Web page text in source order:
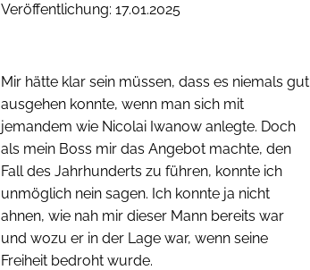
Veröffentlichung: 17.01.2025
Mir hätte klar sein müssen, dass es niemals gut
ausgehen konnte, wenn man sich mit
jemandem wie Nicolai Iwanow anlegte. Doch
als mein Boss mir das Angebot machte, den
Fall des Jahrhunderts zu führen, konnte ich
unmöglich nein sagen. Ich konnte ja nicht
ahnen, wie nah mir dieser Mann bereits war
und wozu er in der Lage war, wenn seine
Freiheit bedroht wurde.